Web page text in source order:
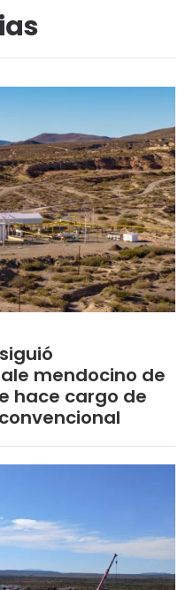
mendocino de
hace cargo de